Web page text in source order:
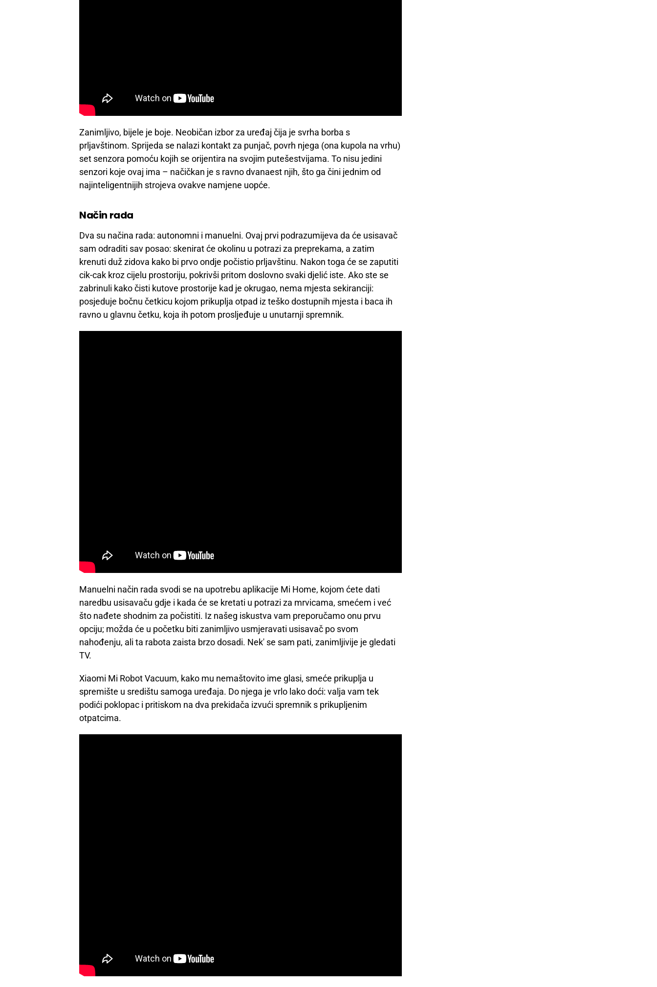
Zanimljivo, bijele je boje. Neobičan izbor za uređaj čija je svrha borba s
prljavštinom. Sprijeda se nalazi kontakt za punjač, povrh njega (ona kupola na vrhu)
set senzora pomoću kojih se orijentira na svojim putešestvijama. To nisu jedini
senzori koje ovaj ima – načičkan je s ravno dvanaest njih, što ga čini jednim od
najinteligentnijih strojeva ovakve namjene uopće.
Način rada
Dva su načina rada: autonomni i manuelni. Ovaj prvi podrazumijeva da će usisavač
sam odraditi sav posao: skenirat će okolinu u potrazi za preprekama, a zatim
krenuti duž zidova kako bi prvo ondje počistio prljavštinu. Nakon toga će se zaputiti
cik-cak kroz cijelu prostoriju, pokrivši pritom doslovno svaki djelić iste. Ako ste se
zabrinuli kako čisti kutove prostorije kad je okrugao, nema mjesta sekiranciji:
posjeduje bočnu četkicu kojom prikuplja otpad iz teško dostupnih mjesta i baca ih
ravno u glavnu četku, koja ih potom prosljeđuje u unutarnji spremnik.
Manuelni način rada svodi se na upotrebu aplikacije Mi Home, kojom ćete dati
naredbu usisavaču gdje i kada će se kretati u potrazi za mrvicama, smećem i već
što nađete shodnim za počistiti. Iz našeg iskustva vam preporučamo onu prvu
opciju; možda će u početku biti zanimljivo usmjeravati usisavač po svom
nahođenju, ali ta rabota zaista brzo dosadi. Nek' se sam pati, zanimljivije je gledati
TV.
Xiaomi Mi Robot Vacuum, kako mu nemaštovito ime glasi, smeće prikuplja u
spremište u središtu samoga uređaja. Do njega je vrlo lako doći: valja vam tek
podići poklopac i pritiskom na dva prekidača izvući spremnik s prikupljenim
otpatcima.